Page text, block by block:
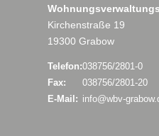
Kirchenstraße 19
19300 Grabow
Telefon:038756/2801-0
Fax:
038756/2801-20
E-Mail: info@wbv-